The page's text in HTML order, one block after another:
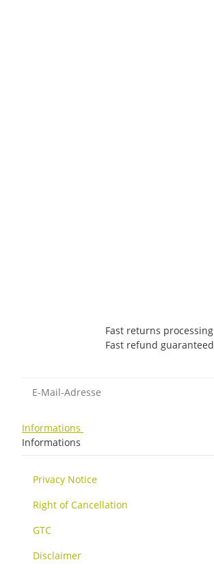
Fast returns processing
Fast refund guaranteed
Informations
Informations
Privacy Notice
Right of Cancellation
GTC
Disclaimer